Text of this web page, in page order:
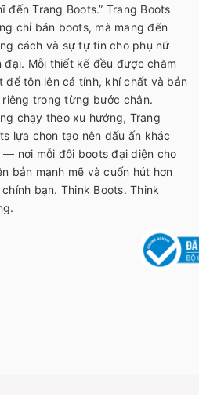
đến Trang Boots.” Trang Boots
chỉ bán boots, mà mang đến
cách và sự tự tin cho phụ nữ
đại. Mỗi thiết kế đều được chăm
để tôn lên cá tính, khí chất và bản
riêng trong từng bước chân.
chạy theo xu hướng, Trang
lựa chọn tạo nên dấu ấn khác
— nơi mỗi đôi boots đại diện cho
bản mạnh mẽ và cuốn hút hơn
bạn. Think Boots. Think